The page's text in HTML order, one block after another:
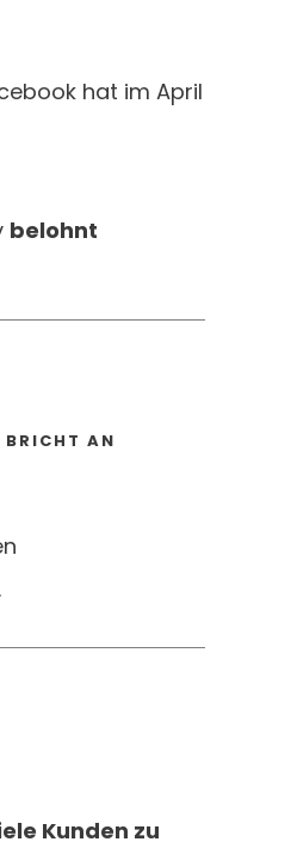
hat im April
belohnt
BRICHT AN
Kunden zu